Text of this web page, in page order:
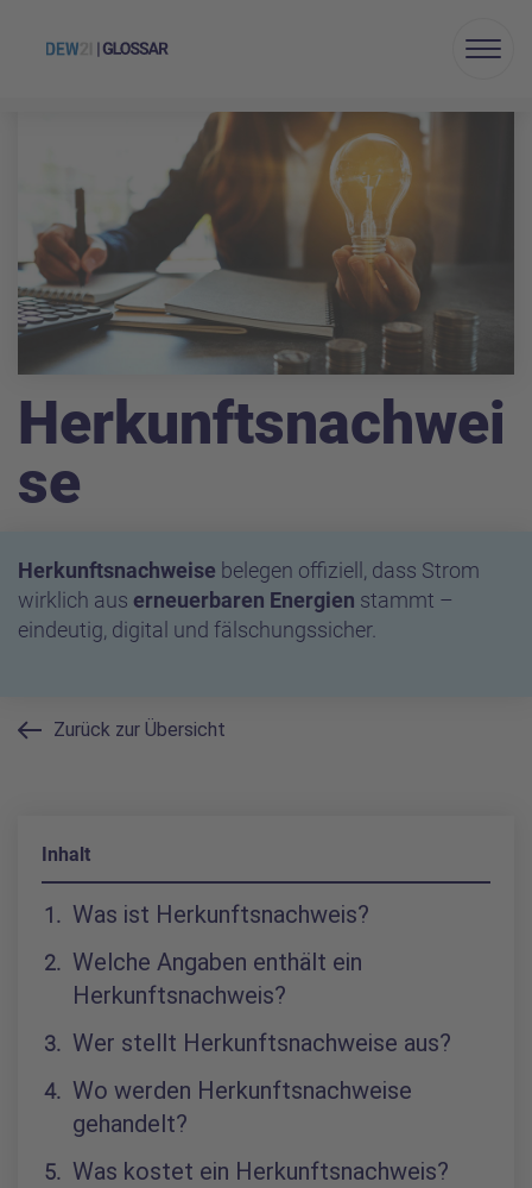
Menu
Herkunftsnachwei
se
Herkunftsnachweise belegen offiziell, dass Strom
wirklich aus erneuerbaren Energien stammt –
eindeutig, digital und fälschungssicher.
Zurück zur Übersicht
Inhalt
Inhaltsverzeichnis
Was ist Herkunftsnachweis?
Welche Angaben enthält ein
Herkunftsnachweis?
Wer stellt Herkunftsnachweise aus?
Wo werden Herkunftsnachweise
gehandelt?
Was kostet ein Herkunftsnachweis?